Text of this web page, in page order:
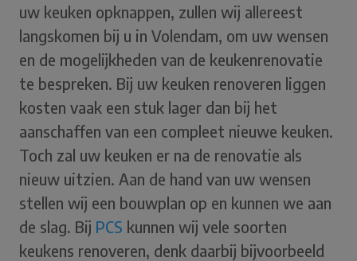
uw keuken opknappen, zullen wij allereest
langskomen bij u in Volendam, om uw wensen
en de mogelijkheden van de keukenrenovatie
te bespreken. Bij uw keuken renoveren liggen
kosten vaak een stuk lager dan bij het
aanschaffen van een compleet nieuwe keuken.
Toch zal uw keuken er na de renovatie als
nieuw uitzien. Aan de hand van uw wensen
stellen wij een bouwplan op en kunnen we aan
de slag. Bij PCS kunnen wij vele soorten
keukens renoveren, denk daarbij bijvoorbeeld